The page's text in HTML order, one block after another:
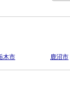
木市 鹿沼市